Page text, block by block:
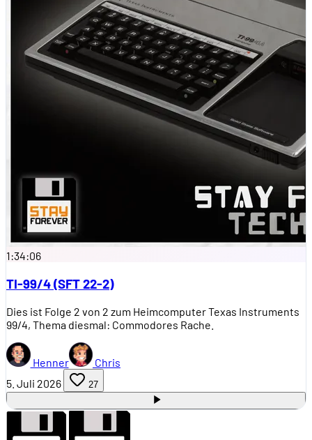
1:34:06
TI-99/4 (SFT 22-2)
Dies ist Folge 2 von 2 zum Heimcomputer Texas Instruments
99/4, Thema diesmal: Commodores Rache.
Henner
Chris
5. Juli 2026
27